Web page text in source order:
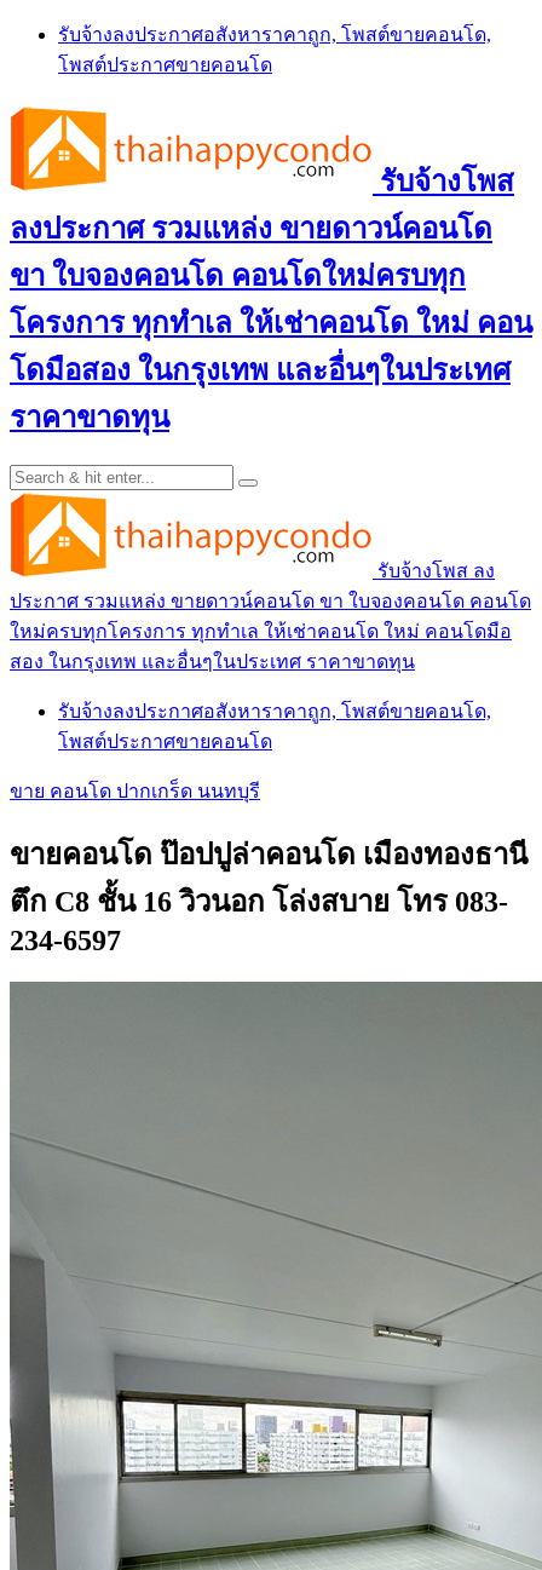
Skip
content
รับจ้างลงประกาศอสังหาราคาถูก, โพสต์ขายคอนโด,
โพสต์ประกาศขายคอนโด
รับจ้างโพส
ลงประกาศ รวมแหล่ง ขายดาวน์คอนโด
ขา ใบจองคอนโด คอนโดใหม่ครบทุก
โครงการ ทุกทำเล ให้เช่าคอนโด ใหม่ คอน
โดมือสอง ในกรุงเทพ และอื่นๆในประเทศ
ราคาขาดทุน
รับจ้างโพส ลง
ประกาศ รวมแหล่ง ขายดาวน์คอนโด ขา ใบจองคอนโด คอนโด
ใหม่ครบทุกโครงการ ทุกทำเล ให้เช่าคอนโด ใหม่ คอนโดมือ
สอง ในกรุงเทพ และอื่นๆในประเทศ ราคาขาดทุน
รับจ้างลงประกาศอสังหาราคาถูก, โพสต์ขายคอนโด,
โพสต์ประกาศขายคอนโด
ขาย คอนโด ปากเกร็ด นนทบุรี
ขายคอนโด ป๊อปปูล่าคอนโด เมืองทองธานี
ตึก C8 ชั้น 16 วิวนอก โล่งสบาย โทร 083-
234-6597